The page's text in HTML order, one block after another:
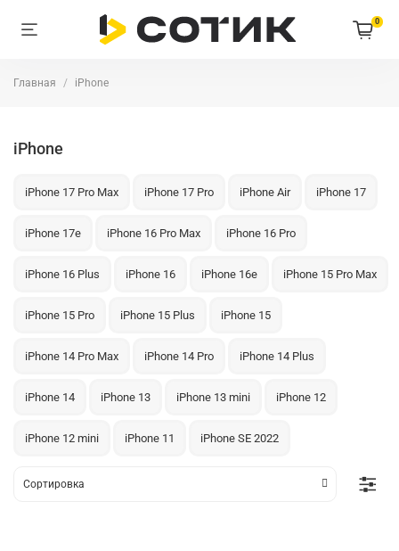
0
Главная iPhone
iPhone
iPhone 17 Pro Max iPhone 17 Pro iPhone Air iPhone 17
iPhone 17e iPhone 16 Pro Max iPhone 16 Pro
iPhone 16 Plus iPhone 16 iPhone 16e iPhone 15 Pro Max
iPhone 15 Pro iPhone 15 Plus iPhone 15
iPhone 14 Pro Max iPhone 14 Pro iPhone 14 Plus
iPhone 14 iPhone 13 iPhone 13 mini iPhone 12
iPhone 12 mini iPhone 11 iPhone SE 2022